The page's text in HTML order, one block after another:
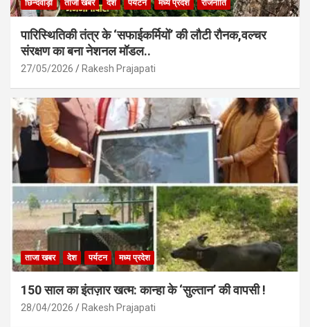
छिन्दवाड़ा ताजा खबर देश पर्यटन मध्य प्रदेश राजनीति
पारिस्थितिकी तंत्र के ‘सफाईकर्मियों’ की लौटी रौनक,वल्चर
संरक्षण का बना नेशनल मॉडल..
27/05/2026 Rakesh Prajapati
ताजा खबर देश पर्यटन मध्य प्रदेश
150 साल का इंतज़ार खत्म: कान्हा के ‘सुल्तान’ की वापसी !
28/04/2026 Rakesh Prajapati